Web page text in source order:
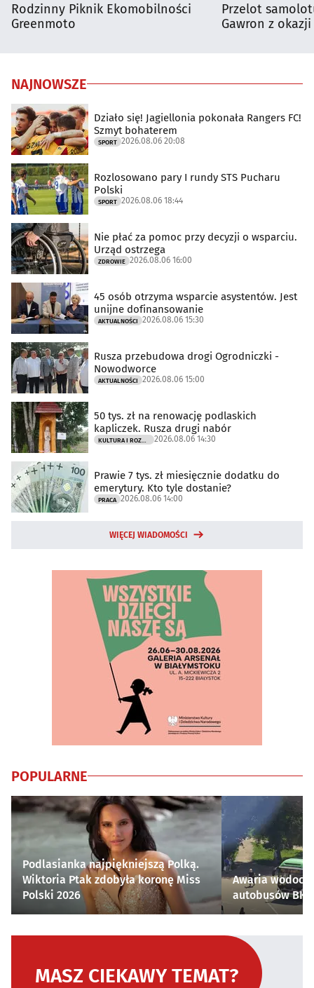
Rodzinny Piknik Ekomobilności
Greenmoto
Przelot
Gawron z
NAJNOWSZE
Działo się! Jagiellonia pokonała Rangers FC!
Szmyt bohaterem
SPORT 2026.08.06 20:08
Rozlosowano pary I rundy STS Pucharu
Polski
SPORT 2026.08.06 18:44
Nie płać za pomoc przy decyzji o wsparciu.
Urząd ostrzega
ZDROWIE 2026.08.06 16:00
45 osób otrzyma wsparcie asystentów. Jest
unijne dofinansowanie
AKTUALNOŚCI 2026.08.06 15:30
Rusza przebudowa drogi Ogrodniczki -
Nowodworce
AKTUALNOŚCI 2026.08.06 15:00
50 tys. zł na renowację podlaskich
kapliczek. Rusza drugi nabór
KULTURA I ROZRYWKA 2026.08.06 14:30
Prawie 7 tys. zł miesięcznie dodatku do
emerytury. Kto tyle dostanie?
PRACA 2026.08.06 14:00
WIĘCEJ WIADOMOŚCI
POPULARNE
Podlasianka najpiękniejszą Polką.
Wiktoria Ptak zdobyła koronę Miss
Polski 2026
Awaria
autobusów
MASZ CIEKAWY TEMAT?